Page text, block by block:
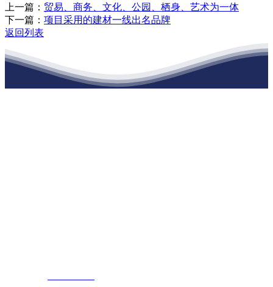
上一篇： 贸易、商务、文化、公园、栖身、艺术为一体
下一篇： 项目采用的建材一线出名品牌
返回列表